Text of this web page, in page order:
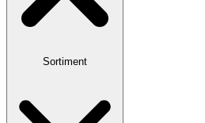
Sortiment